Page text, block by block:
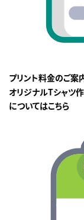
プリント料金のご案
オリジナルTシャツ
についてはこちら